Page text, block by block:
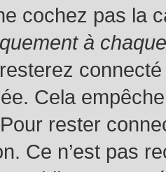
cochez pas la
à
Cela
rester
Ce n’est pas